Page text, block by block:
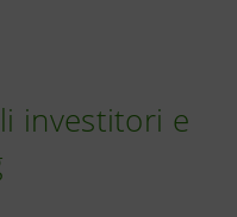
investitori e